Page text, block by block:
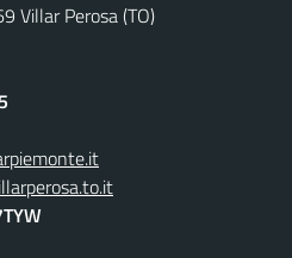
Villar Perosa (TO)